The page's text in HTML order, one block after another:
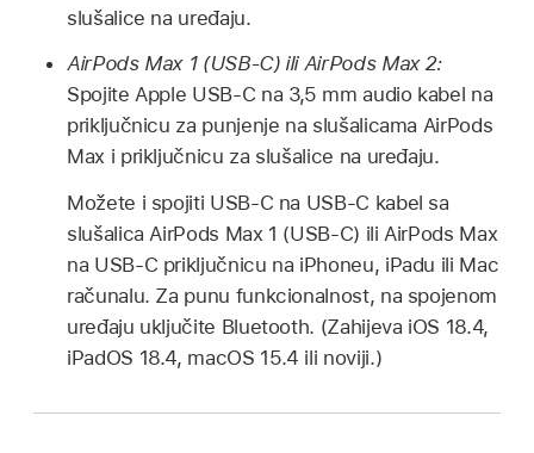
slušalice na uređaju.
AirPods Max 1 (USB-C) ili AirPods Max 2:
Spojite Apple USB-C na 3,5 mm audio kabel na
priključnicu za punjenje na slušalicama AirPods
Max i priključnicu za slušalice na uređaju.
Možete i spojiti USB-C na USB-C kabel sa
slušalica AirPods Max 1 (USB-C) ili AirPods Max
na USB-C priključnicu na iPhoneu, iPadu ili Mac
računalu. Za punu funkcionalnost, na spojenom
uređaju uključite Bluetooth. (Zahijeva iOS 18.4,
iPadOS 18.4, macOS 15.4 ili noviji.)